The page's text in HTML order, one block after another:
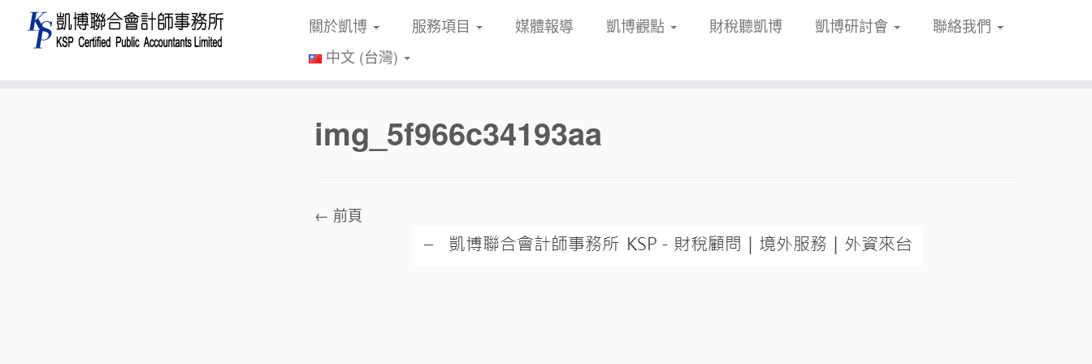
關於凱博 服務項目 媒體報導 凱博觀點 財稅聽凱博 凱博研討會
聯絡我們
中文 (台灣)
img_5f966c34193aa
← 前頁